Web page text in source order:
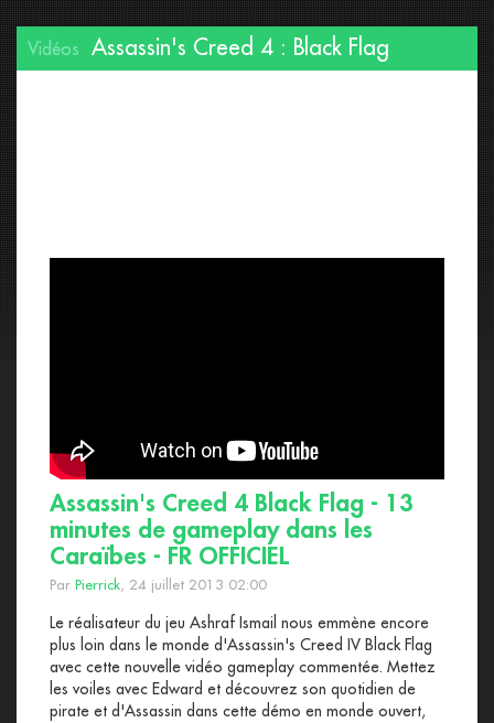
Vidéos Assassin's Creed 4 : Black Flag
Assassin's Creed 4 Black Flag - 13
minutes de gameplay dans les
Caraïbes - FR OFFICIEL
Par Pierrick, 24 juillet 2013 02:00
Le réalisateur du jeu Ashraf Ismail nous emmène encore
plus loin dans le monde d'Assassin's Creed IV Black Flag
avec cette nouvelle vidéo gameplay commentée. Mettez
les voiles avec Edward et découvrez son quotidien de
pirate et d'Assassin dans cette démo en monde ouvert,